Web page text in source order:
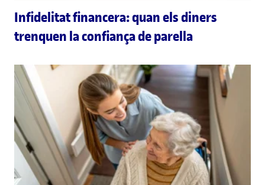
Infidelitat financera: quan els diners
trenquen la confiança de parella